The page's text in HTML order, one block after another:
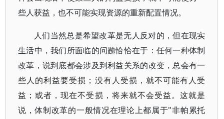
些人获益，也不可能实现资源的重新配置情况。
人们当然总是希望改革是无人反对的，但在现实
生活中，我们所面临的问题恰恰在于：任何一种体制
改革，说到底都会涉及到利益关系的改变，总会有一
些人的利益要受损；没有人受损，就不可能有人受
益；或者，现在不受损，将来就不会受益。这就是
说，体制改革的一般情况在理论上都属于"非帕累托